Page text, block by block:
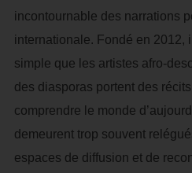
incontournable des narrations
internationale. Fondé en 2012,
simple que les artistes afro-
des diasporas portent des
comprendre le monde
demeurent trop souvent
espaces de diffusion et de